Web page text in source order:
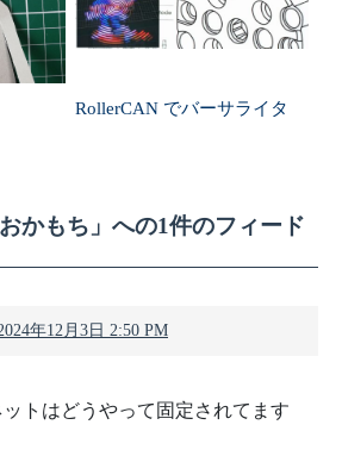
RollerCAN でバーサライタ
かもち」への1件のフィード
年12月3日 2:50 PM
トはどうやって固定されてます